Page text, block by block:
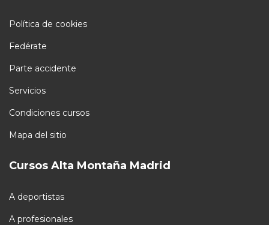
Política de cookies
Fedérate
Parte accidente
Servicios
Condiciones cursos
Mapa del sitio
Cursos Alta Montaña Madrid
A deportistas
A profesionales